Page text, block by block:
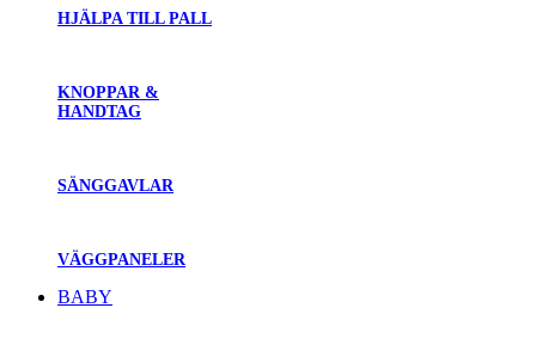
HJÄLPA TILL PALL
KNOPPAR &
HANDTAG
SÄNGGAVLAR
VÄGGPANELER
BABY